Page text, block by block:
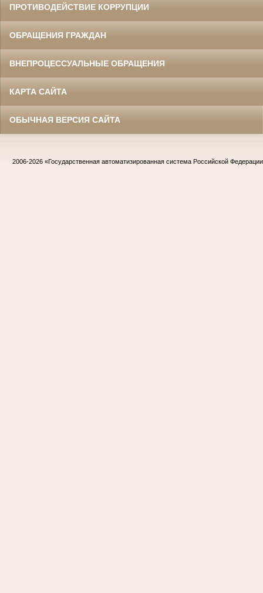
ПРОТИВОДЕЙСТВИЕ КОРРУПЦИИ
ОБРАЩЕНИЯ ГРАЖДАН
ВНЕПРОЦЕССУАЛЬНЫЕ ОБРАЩЕНИЯ
КАРТА САЙТА
ОБЫЧНАЯ ВЕРСИЯ САЙТА
2006-2026 «Государственная автоматизированная система Российской